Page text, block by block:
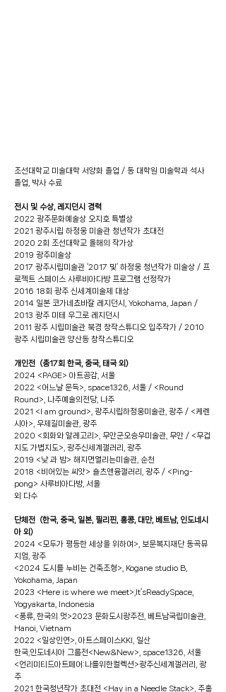
조선대학교 미술대학 서양화 졸업 / 동 대학원 미술학과 석사
졸업, 박사 수료
전시 및 수상, 레지던시 경력
2022 광주문화예술상 오지호 특별상
2021 광주시립 하정웅 미술관 청년작가 초대전
2020 2회 조선대학교 올해의 작가상
2019 광주미술상
2017 광주시립미술관 ‘2017 빛’ 하정웅 청년작가 미술상 / 프
로젝트 스페이스 사루비아다방 프로그램 선정작가
2016 18회 광주 신세계미술제 대상
2014 일본 코가네쵸바잘 레지던시, Yokohama, Japan /
2013 광주 미테 우그로 레지던시
2011 광주 시립미술관 북경 창작스튜디오 입주작가 / 2010
광주 시립미술관 양산동 창작스튜디오
개인전 (총17회 한국, 중국, 태국 외)
2024 <PAGE> 아트공감, 서울
2022 <어느날 문득>, space1326, 서울 / <Round
Round>, 나주예술의전당, 나주
2021 <I am ground>, 광주시립하정웅미술관, 광주 / <케렌
시아>, 우제길미술관, 광주
2020 <회화와 알레고리>, 무안군오승우미술관, 무안 / <무겁
지도 가볍지도>, 광주신세계갤러리, 광주
2019 <낮 과 밤> 해지면열리는미술관, 순천
2018 <비어있는 씨앗> 숄츠앤융갤러리, 광주 / <Ping-
pong> 사루비아다방, 서울
외 다수
단체전 (한국, 중국, 일본, 필리핀, 홍콩, 대만, 베트남, 인도네시
아 외)
2024 <모두가 평등한 세상을 위하여>, 보문복지재단 동곡뮤
지엄, 광주
<2024 도시를 누비는 건축조형>, Kogane studio B,
Yokohama, Japan
2023 <Here is where we meet>,It’sReadySpace,
Yogyakarta, Indonesia
<풍류, 한국의 멋>2023 문화도시광주전, 베트남국립미술관,
Hanoi, Vietnam
2022 <일상인연>, 아트스페이스KKI, 일산
한국,인도네시아 그룹전<New&New>, space1326, 서울
<언리미티드아트페어:나를위한컬렉션>광주신세계갤러리, 광
주
2021 한국청년작가 초대전 <Hay in a Needle Stack>, 주홍